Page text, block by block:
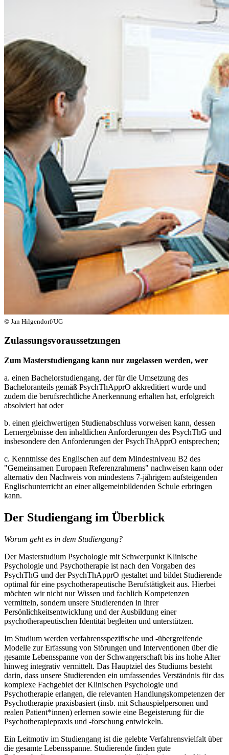
© Jan Hilgendorf/UG
Zulassungsvoraussetzungen
Zum Masterstudiengang kann nur zugelassen werden, wer
a. einen Bachelorstudiengang, der für die Umsetzung des
Bacheloranteils gemäß PsychThApprO akkreditiert wurde und
zudem die berufsrechtliche Anerkennung erhalten hat, erfolgreich
absolviert hat oder
b. einen gleichwertigen Studienabschluss vorweisen kann, dessen
Lernergebnisse den inhaltlichen Anforderungen des PsychThG und
insbesondere den Anforderungen der PsychThApprO entsprechen;
c. Kenntnisse des Englischen auf dem Mindestniveau B2 des
"Gemeinsamen Europaen Referenzrahmens" nachweisen kann oder
alternativ den Nachweis von mindestens 7-jährigem aufsteigenden
Englischunterricht an einer allgemeinbildenden Schule erbringen
kann.
Der Studiengang im Überblick
Worum geht es in dem Studiengang?
Der Masterstudium Psychologie mit Schwerpunkt Klinische
Psychologie und Psychotherapie ist nach den Vorgaben des
PsychThG und der PsychThApprO gestaltet und bildet Studierende
optimal für eine psychotherapeutische Berufstätigkeit aus. Hierbei
möchten wir nicht nur Wissen und fachlich Kompetenzen
vermitteln, sondern unsere Studierenden in ihrer
Persönlichkeitsentwicklung und der Ausbildung einer
psychotherapeutischen Identität begleiten und unterstützen.
Im Studium werden verfahrensspezifische und -übergreifende
Modelle zur Erfassung von Störungen und Interventionen über die
gesamte Lebensspanne von der Schwangerschaft bis ins hohe Alter
hinweg integrativ vermittelt. Das Hauptziel des Studiums besteht
darin, dass unsere Studierenden ein umfassendes Verständnis für das
komplexe Fachgebiet der Klinischen Psychologie und
Psychotherapie erlangen, die relevanten Handlungskompetenzen der
Psychotherapie praxisbasiert (insb. mit Schauspielpersonen und
realen Patient*innen) erlernen sowie eine Begeisterung für die
Psychotherapiepraxis und -forschung entwickeln.
Ein Leitmotiv im Studiengang ist die gelebte Verfahrensvielfalt über
die gesamte Lebensspanne. Studierende finden gute